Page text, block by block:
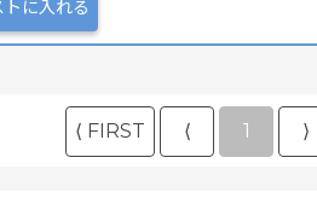
に入れる
⟨ FIRST ⟨ 1 ⟩